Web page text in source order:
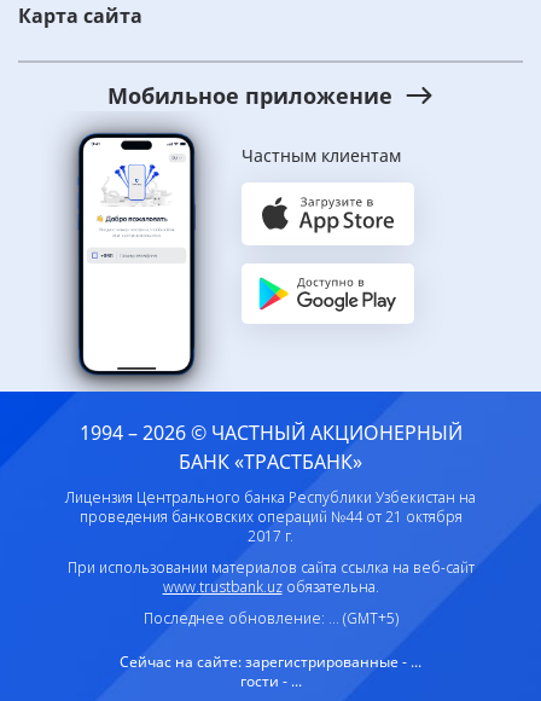
Карта сайта
Мобильное приложение
Частным клиентам
1994 – 2026 © ЧАСТНЫЙ АКЦИОНЕРНЫЙ
БАНК «ТРАСТБАНК»
Лицензия Центрального банка Республики Узбекистан на
проведения банковских операций №44 от 21 октября
2017 г.
При использовании материалов сайта ссылка на веб-сайт
www.trustbank.uzобязательна.
Последнее обновление: ... (GMT+5)
Сейчас на сайте:зарегистрированные - ...
гости - ...